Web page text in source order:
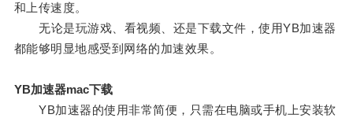
和上传速度。
无论是玩游戏、看视频、还是下载文件，使用YB加速器
都能够明显地感受到网络的加速效果。
YB加速器mac下载
YB加速器的使用非常简便，只需在电脑或手机上安装软